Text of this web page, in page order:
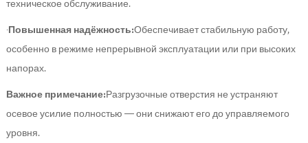
техническое обслуживание.
·Повышенная надёжность:Обеспечивает стабильную работу,
особенно в режиме непрерывной эксплуатации или при высоких
напорах.
Важное примечание:Разгрузочные отверстия не устраняют
осевое усилие полностью — они снижают его до управляемого
уровня.